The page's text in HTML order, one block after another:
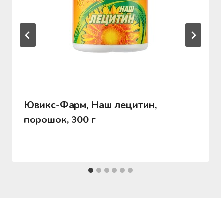
Ювикс-Фарм, Наш лецитин,
порошок, 300 г